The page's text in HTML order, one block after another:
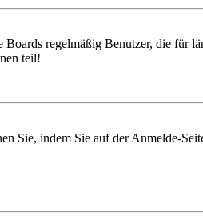
regelmäßig Benutzer, die für
teil!
Sie, indem Sie auf der Anmelde-